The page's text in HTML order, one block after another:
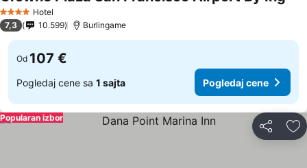
4 ZvezdiceHotel
7,3 10.599 Burlingame
Od 107 €
Pogledaj cene sa 1 sajta Pogledaj cene
Deli
Popularan izbor